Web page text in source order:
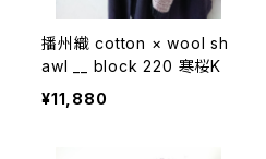
播州織 cotton × wool sh
awl __ block 220 寒桜K
¥11,880